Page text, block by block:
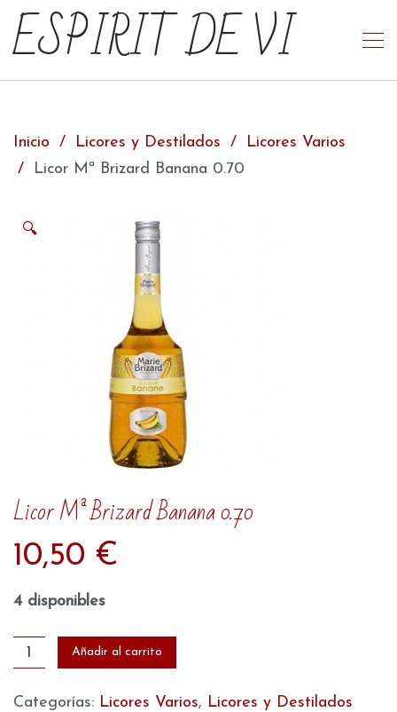
ESPIRIT DE VI
Inicio Licores y Destilados
Licores Varios
Licor Mª Brizard Banana 0.70
🔍
Licor Mª Brizard Banana 0.70
10,50 €
4 disponibles
Licor
Brizard
Añadir al carrito
Categorías: Licores Varios, Licores y Destilados